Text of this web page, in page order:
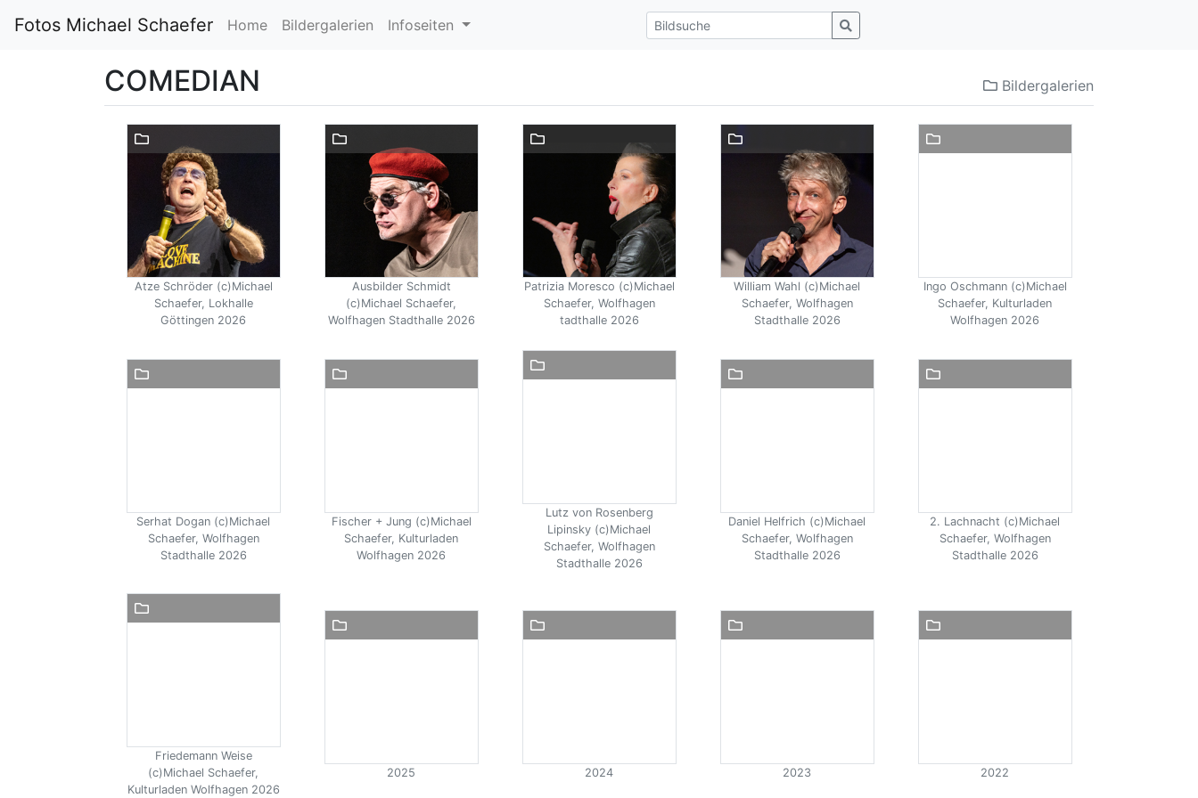
Fotos Michael Schaefer Home Bildergalerien Infoseiten
Bildergalerien
COMEDIAN
Atze Schröder (c)Michael
Schaefer, Lokhalle
Göttingen 2026
Ausbilder Schmidt
(c)Michael Schaefer,
Wolfhagen Stadthalle 2026
Patrizia Moresco (c)Michael
Schaefer, Wolfhagen
tadthalle 2026
William Wahl (c)Michael
Schaefer, Wolfhagen
Stadthalle 2026
Ingo Oschmann (c)Michael
Schaefer, Kulturladen
Wolfhagen 2026
Serhat Dogan (c)Michael
Schaefer, Wolfhagen
Stadthalle 2026
Fischer + Jung (c)Michael
Schaefer, Kulturladen
Wolfhagen 2026
Lutz von Rosenberg
Lipinsky (c)Michael
Schaefer, Wolfhagen
Stadthalle 2026
Daniel Helfrich (c)Michael
Schaefer, Wolfhagen
Stadthalle 2026
2. Lachnacht (c)Michael
Schaefer, Wolfhagen
Stadthalle 2026
Friedemann Weise
(c)Michael Schaefer,
Kulturladen Wolfhagen 2026
2025 2024 2023 2022